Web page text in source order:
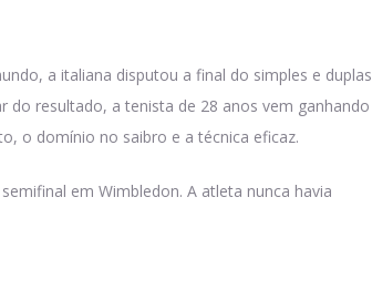
a italiana disputou a final do simples e duplas
do resultado, a tenista de 28 anos vem ganhando
o domínio no saibro e a técnica eficaz.
em Wimbledon. A atleta nunca havia